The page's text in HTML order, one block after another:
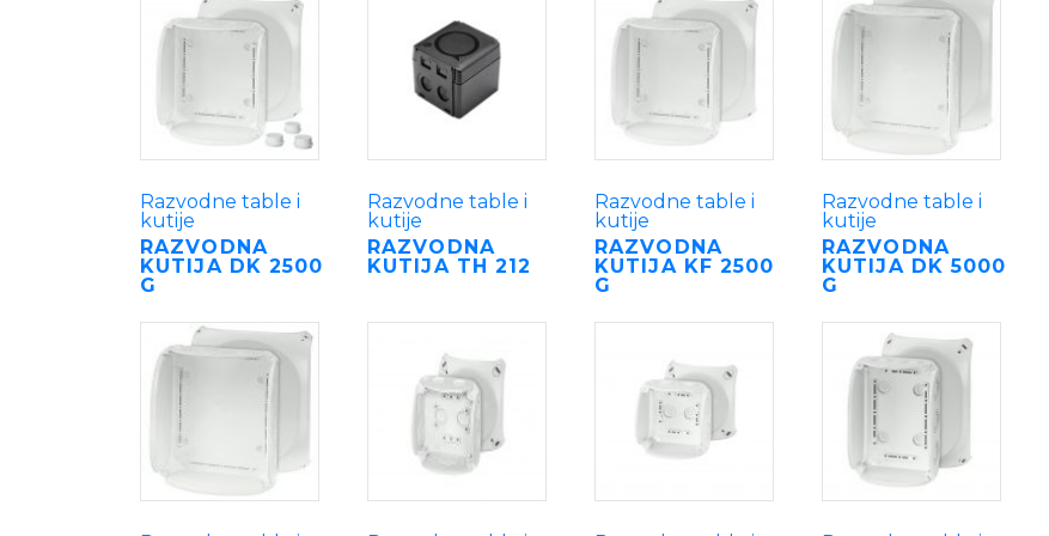
Razvodne table i
kutije
RAZVODNA
KUTIJA DK 2500
G
Razvodne table i
kutije
RAZVODNA
KUTIJA TH 212
Razvodne table i
kutije
RAZVODNA
KUTIJA KF 2500
G
Razvodne table i
kutije
RAZVODNA
KUTIJA DK 5000
G